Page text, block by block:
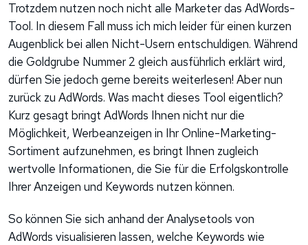
Trotzdem nutzen noch nicht alle Marketer das AdWords-
Tool. In diesem Fall muss ich mich leider für einen kurzen
Augenblick bei allen Nicht-Usern entschuldigen. Während
die Goldgrube Nummer 2 gleich ausführlich erklärt wird,
dürfen Sie jedoch gerne bereits weiterlesen! Aber nun
zurück zu AdWords. Was macht dieses Tool eigentlich?
Kurz gesagt bringt AdWords Ihnen nicht nur die
Möglichkeit, Werbeanzeigen in Ihr Online-Marketing-
Sortiment aufzunehmen, es bringt Ihnen zugleich
wertvolle Informationen, die Sie für die Erfolgskontrolle
Ihrer Anzeigen und Keywords nutzen können.
So können Sie sich anhand der Analysetools von
AdWords visualisieren lassen, welche Keywords wie